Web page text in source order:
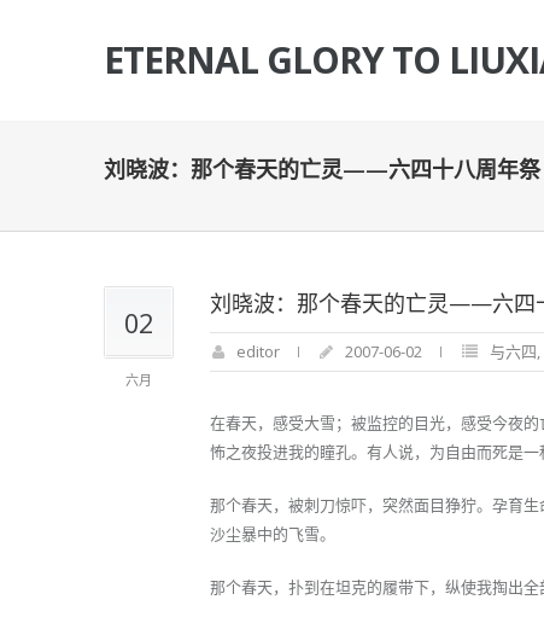
ETERNAL GLORY TO
刘晓波：那个春天的亡灵——六四十八周年祭
02
六月
刘晓波：那个春天的亡灵——六四
editor 2007-06-02 与六四,
在春天，感受大雪；被监控的目光，感受今夜
怖之夜投进我的瞳孔。有人说，为自由而死是一
那个春天，被刺刀惊吓，突然面目狰狞。孕育
沙尘暴中的飞雪。
那个春天，扑到在坦克的履带下，纵使我掏出